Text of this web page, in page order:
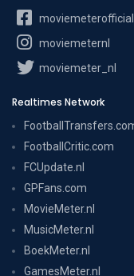
moviemeterofficial
moviemeternl
moviemeter_nl
Realtimes Network
FootballCritic.com
FCUpdate.nl
GPFans.com
MovieMeter.nl
MusicMeter.nl
BoekMeter.nl
GamesMeter.nl